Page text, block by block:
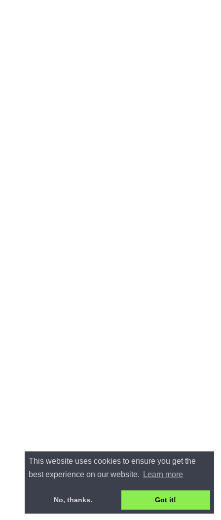
This website uses cookies to ensure you get the
best experience on our website.
Learn more
No, thanks. Got it!